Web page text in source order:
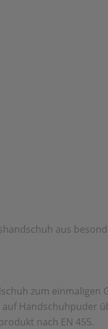
aus
zum
Handschuhpuder
nach EN 455.